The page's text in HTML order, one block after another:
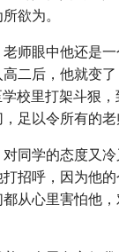
欲为。
师眼中他还是一
二后，他就变了
校里打架斗狠
足以令所有的老
同学的态度又
招呼，因为他
从心里害怕他